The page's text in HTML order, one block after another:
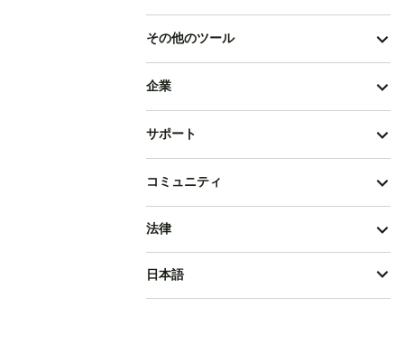
その他のツール
企業
サポート
コミュニティ
法律
日本語